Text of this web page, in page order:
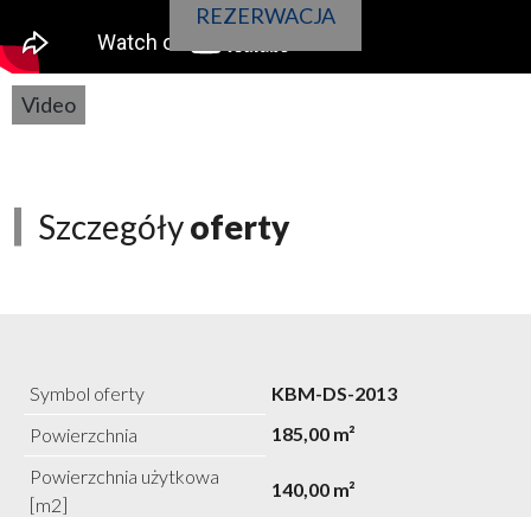
Video
REZERWACJA
Szczegółyoferty
Symbol oferty
KBM-DS-2013
Powierzchnia
185,00 m²
Powierzchnia użytkowa
[m2]
140,00 m²